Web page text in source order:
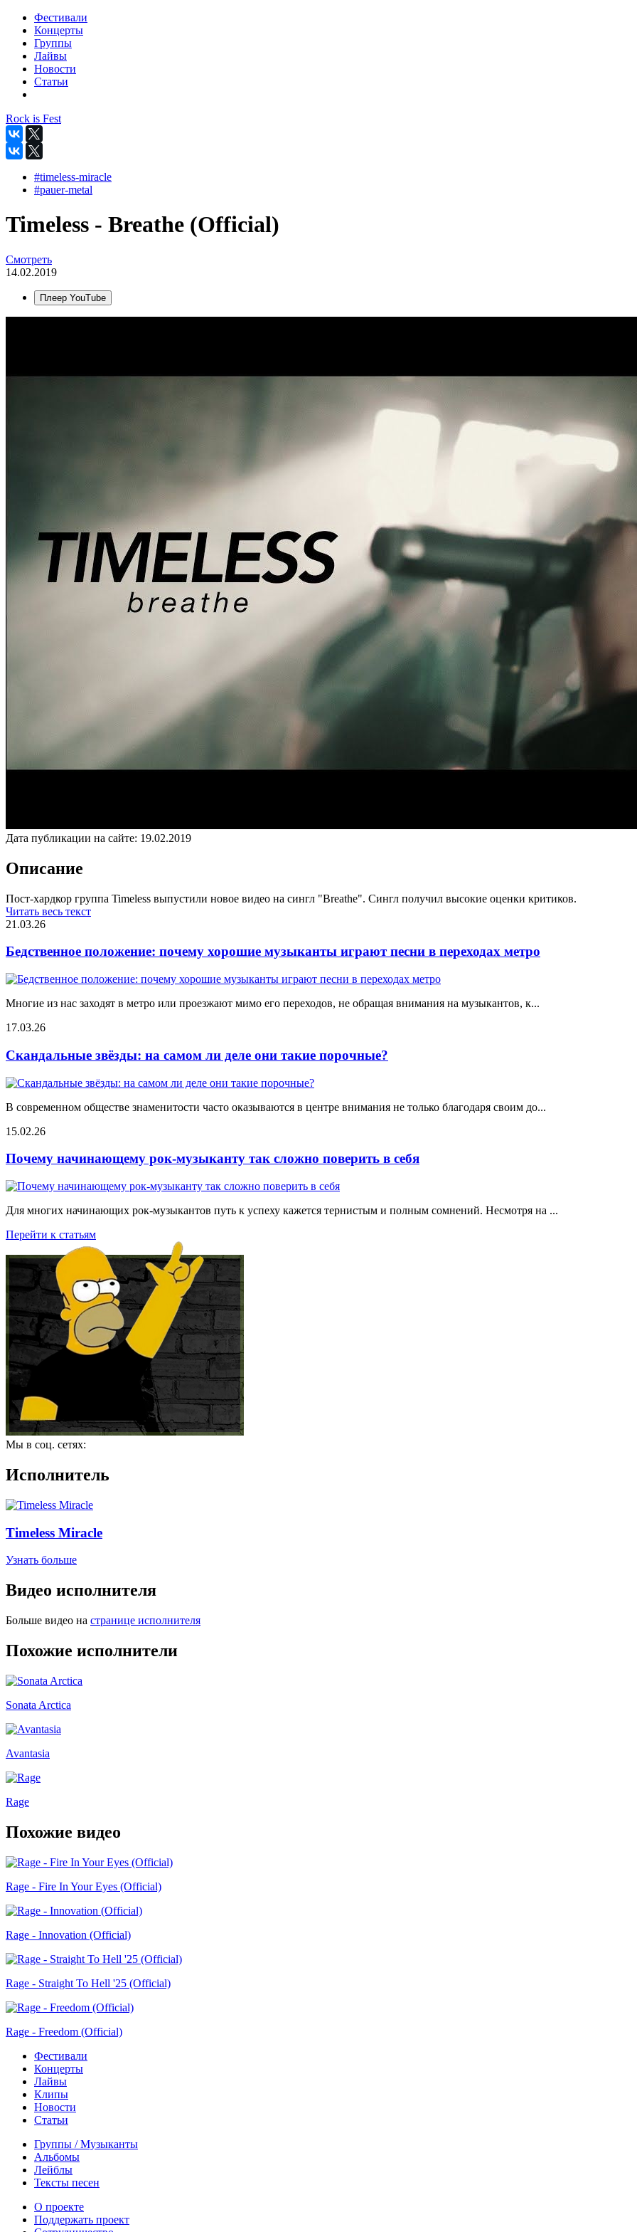
Фестивали
Концерты
Группы
Лайвы
Новости
Статьи
Rock is Fest
#timeless-miracle
#pauer-metal
Timeless - Breathe (Official)
Смотреть
14.02.2019
Плеер YouTube
Дата публикации на сайте: 19.02.2019
Описание
Пост-хардкор группа Timeless выпустили новое видео на сингл "Breathe". Сингл получил высокие оценки критиков.
Читать весь текст
21.03.26
Бедственное положение: почему хорошие музыканты играют песни в переходах метро
Многие из нас заходят в метро или проезжают мимо его переходов, не обращая внимания на музыкантов, к...
17.03.26
Скандальные звёзды: на самом ли деле они такие порочные?
В современном обществе знаменитости часто оказываются в центре внимания не только благодаря своим до...
15.02.26
Почему начинающему рок-музыканту так сложно поверить в себя
Для многих начинающих рок-музыкантов путь к успеху кажется тернистым и полным сомнений. Несмотря на ...
Перейти к статьям
Мы в соц. сетях:
Исполнитель
Timeless Miracle
Узнать больше
Видео исполнителя
Больше видео на странице исполнителя
Похожие исполнители
Sonata Arctica
Avantasia
Rage
Похожие видео
Rage - Fire In Your Eyes (Official)
Rage - Innovation (Official)
Rage - Straight To Hell '25 (Official)
Rage - Freedom (Official)
Фестивали
Концерты
Лайвы
Клипы
Новости
Статьи
Группы / Музыканты
Альбомы
Лейблы
Тексты песен
О проекте
Поддержать проект